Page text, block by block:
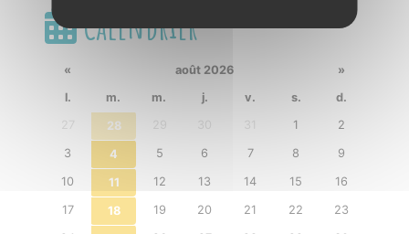
Calendrier
« août 2026
»
l.
m. m. j. v. s.
d.
28 31 1 2
3 4 5 6 7 8 9
10 11 12 13 14 15 16
17 18 19 20 21 22 23